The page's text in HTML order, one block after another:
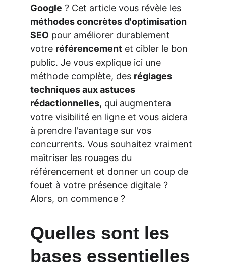
Google ? Cet article vous révèle les
méthodes concrètes d'optimisation
SEO pour améliorer durablement
votre référencement et cibler le bon
public. Je vous explique ici une
méthode complète, des réglages
techniques aux astuces
rédactionnelles, qui augmentera
votre visibilité en ligne et vous aidera
à prendre l'avantage sur vos
concurrents. Vous souhaitez vraiment
maîtriser les rouages du
référencement et donner un coup de
fouet à votre présence digitale ?
Alors, on commence ?
Quelles sont les
bases essentielles